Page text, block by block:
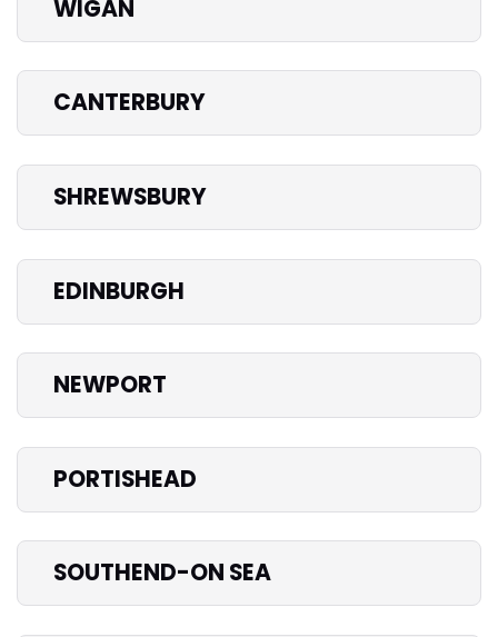
WIGAN
CANTERBURY
SHREWSBURY
EDINBURGH
NEWPORT
PORTISHEAD
SOUTHEND-ON SEA